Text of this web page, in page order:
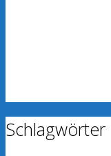
Schlagwörter